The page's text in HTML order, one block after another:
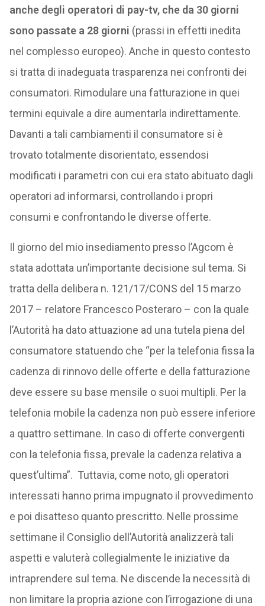
anche degli operatori di pay-tv, che da 30 giorni
sono passate a 28 giorni (prassi in effetti inedita
nel complesso europeo). Anche in questo contesto
si tratta di inadeguata trasparenza nei confronti dei
consumatori. Rimodulare una fatturazione in quei
termini equivale a dire aumentarla indirettamente.
Davanti a tali cambiamenti il consumatore si è
trovato totalmente disorientato, essendosi
modificati i parametri con cui era stato abituato dagli
operatori ad informarsi, controllando i propri
consumi e confrontando le diverse offerte.
Il giorno del mio insediamento presso l’Agcom è
stata adottata un’importante decisione sul tema. Si
tratta della delibera n. 121/17/CONS del 15 marzo
2017 – relatore Francesco Posteraro – con la quale
l’Autorità ha dato attuazione ad una tutela piena del
consumatore statuendo che “per la telefonia fissa la
cadenza di rinnovo delle offerte e della fatturazione
deve essere su base mensile o suoi multipli. Per la
telefonia mobile la cadenza non può essere inferiore
a quattro settimane. In caso di offerte convergenti
con la telefonia fissa, prevale la cadenza relativa a
quest’ultima”. Tuttavia, come noto, gli operatori
interessati hanno prima impugnato il provvedimento
e poi disatteso quanto prescritto. Nelle prossime
settimane il Consiglio dell’Autorità analizzerà tali
aspetti e valuterà collegialmente le iniziative da
intraprendere sul tema. Ne discende la necessità di
non limitare la propria azione con l’irrogazione di una